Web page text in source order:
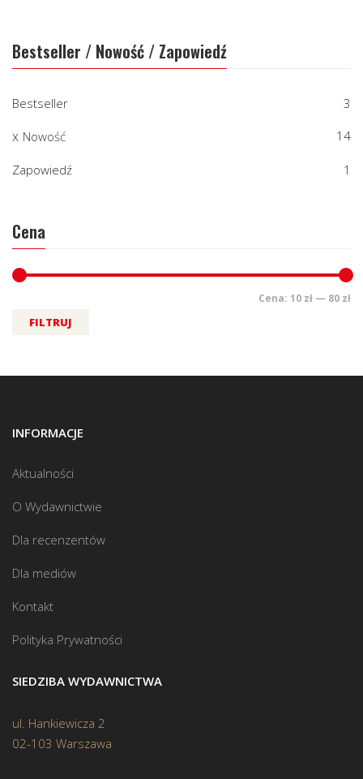
Bestseller / Nowość / Zapowiedź
Bestseller 3
Nowość 14
Zapowiedź 1
Cena
FILTRUJ
Cena: 10 zł — 80 zł
INFORMACJE
Aktualności
O Wydawnictwie
Dla recenzentów
Dla mediów
Kontakt
Polityka Prywatności
SIEDZIBA WYDAWNICTWA
ul. Hankiewicza 2
02-103 Warszawa